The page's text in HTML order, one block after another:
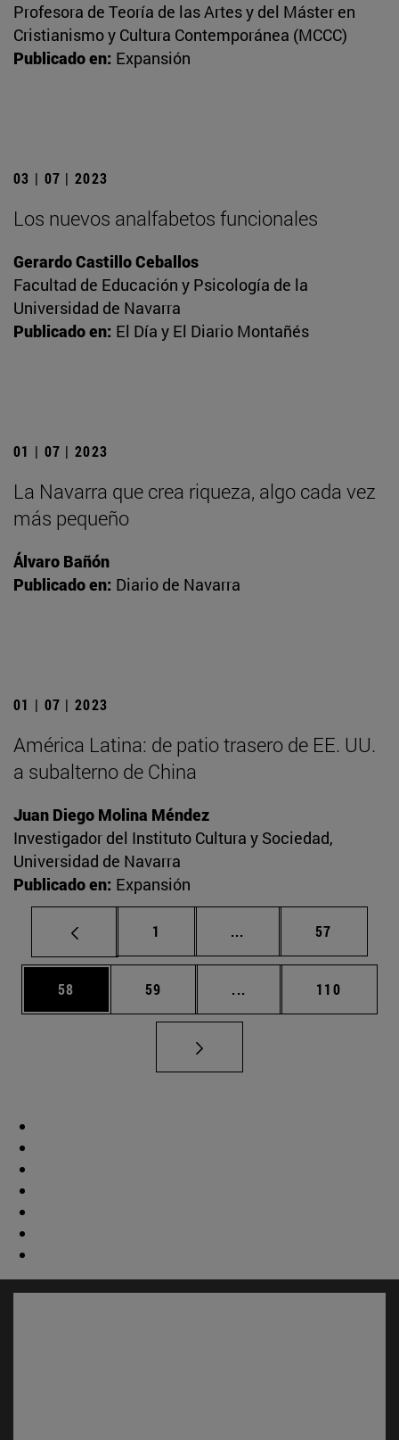
Profesora de Teoría de las Artes y del Máster en
Cristianismo y Cultura Contemporánea (MCCC)
Publicado en: Expansión
03 | 07 | 2023
Los nuevos analfabetos funcionales
Gerardo Castillo Ceballos
Facultad de Educación y Psicología de la
Universidad de Navarra
Publicado en: El Día y El Diario Montañés
01 | 07 | 2023
La Navarra que crea riqueza, algo cada vez
más pequeño
Álvaro Bañón
Publicado en: Diario de Navarra
01 | 07 | 2023
América Latina: de patio trasero de EE. UU.
a subalterno de China
Juan Diego Molina Méndez
Investigador del Instituto Cultura y Sociedad,
Universidad de Navarra
Publicado en: Expansión
Página
1 ... Páginas intermedias
Página
57
Página
58 Página
59 ... Páginas intermedias
Página
110